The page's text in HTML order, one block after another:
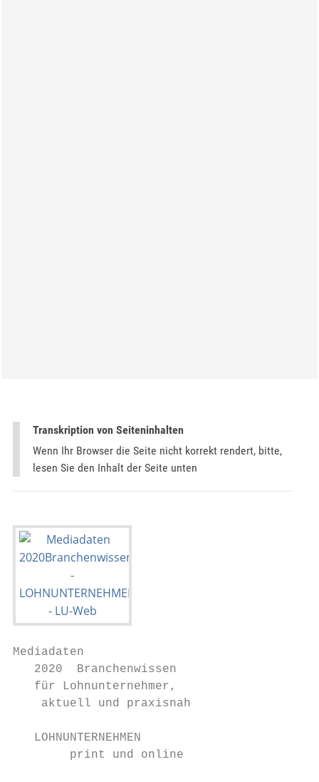
Transkription von Seiteninhalten
Wenn Ihr Browser die Seite nicht korrekt rendert, bitte,
lesen Sie den Inhalt der Seite unten
Mediadaten
   2020  Branchenwissen
   für Lohnunternehmer,
    aktuell und praxisnah
   LOHNUNTERNEHMEN
        print und online